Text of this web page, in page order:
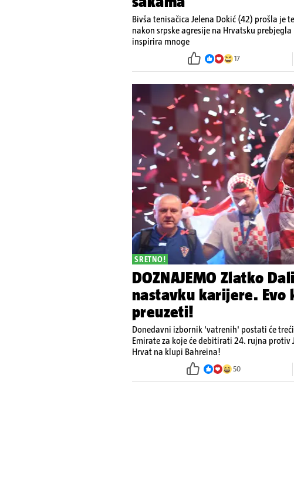
Bivša tenisačica Jelena Dokić (42) prošla
nakon srpske agresije na Hrvatsku
inspirira mnoge
17
SRETNO!
DOZNAJEMO Zlatko
nastavku karijere. Evo
preuzeti!
Donedavni izbornik 'vatrenih' postati će
Emirate za koje će debitirati 24. rujna protiv
Hrvat na klupi Bahreina!
50